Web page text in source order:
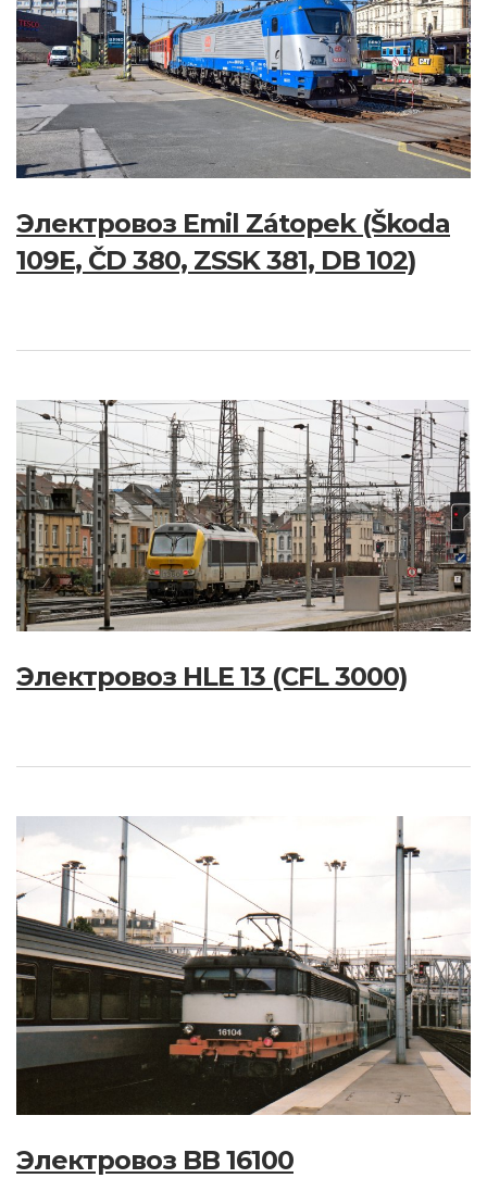
Электровоз Emil Zátopek (Škoda
109E, ČD 380, ZSSK 381, DB 102)
Электровоз HLE 13 (CFL 3000)
Электровоз BB 16100